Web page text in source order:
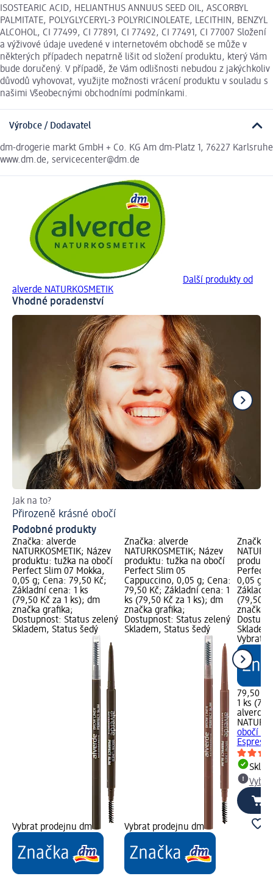
ISOSTEARIC ACID, HELIANTHUS ANNUUS SEED OIL, ASCORBYL
PALMITATE, POLYGLYCERYL-3 POLYRICINOLEATE, LECITHIN, BENZYL
ALCOHOL, CI 77499, CI 77891, CI 77492, CI 77491, CI 77007 Složení
a výživové údaje uvedené v internetovém obchodě se může v
některých případech nepatrně lišit od složení produktu, který Vám
bude doručený. V případě, že Vám odlišnosti nebudou z jakýchkoliv
důvodů vyhovovat, využijte možnosti vrácení produktu v souladu s
našimi Všeobecnými obchodními podmínkami.
Výrobce / Dodavatel
dm-drogerie markt GmbH + Co. KG Am dm-Platz 1, 76227 Karlsruhe
www.dm.de, servicecenter@dm.de
Další produkty od
alverde NATURKOSMETIK
Vhodné poradenství
Jak na to?
Přirozeně krásné obočí
Podobné produkty
Značka: alverde
NATURKOSMETIK; Název
produktu: tužka na obočí
Perfect Slim 07 Mokka,
0,05 g; Cena: 79,50 Kč;
Základní cena: 1 ks
(79,50 Kč za 1 ks); dm
značka grafika;
Dostupnost: Status zelený
Skladem, Status šedý
Vybrat prodejnu dm
Značka: alverde
NATURKOSMETIK; Název
produktu: tužka na obočí
Perfect Slim 05
Cappuccino, 0,05 g; Cena:
79,50 Kč; Základní cena: 1
ks (79,50 Kč za 1 ks); dm
značka grafika;
Dostupnost: Status zelený
Skladem, Status šedý
Vybrat prodejnu dm
Značka:
Perfect
0,05 g;
Základní
(79,50
značka
Vybrat
79,50 Kč
1 ks
alverde
obočí